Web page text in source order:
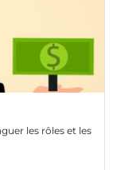
les rôles et les